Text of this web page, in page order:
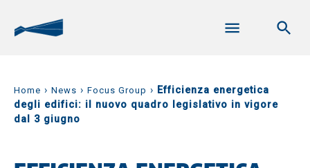
Home › News › Focus Group › Efficienza energetica
degli edifici: il nuovo quadro legislativo in vigore
dal 3 giugno